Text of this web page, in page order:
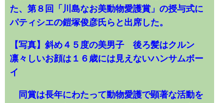
た、第８回「川島なお美動物愛護賞」の授与式に
パティシエの鎧塚俊彦氏らと出席した。
【写真】斜め４５度の美男子 後ろ髪はクルン
凛々しいお顔は１６歳には見えないハンサムボー
イ
同賞は長年にわたって動物愛護で顕著な活動を